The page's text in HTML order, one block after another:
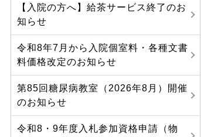
【入院の方へ】給茶サービス終了のお
知らせ
令和8年7月から入院個室料・各種文書
料価格改定のお知らせ
第85回糖尿病教室（2026年8月）開催
のお知らせ
令和8・9年度入札参加資格申請（物